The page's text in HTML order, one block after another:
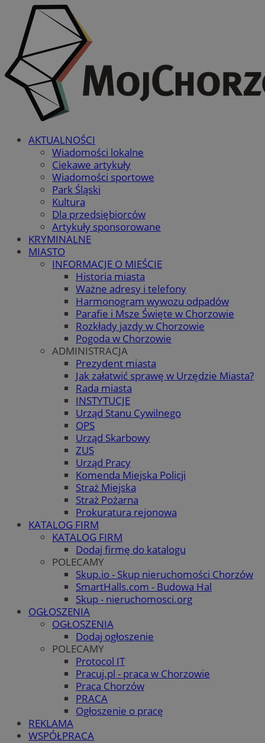
AKTUALNOŚCI
Wiadomości lokalne
Ciekawe artykuły
Wiadomości sportowe
Park Śląski
Kultura
Dla przedsiębiorców
Artykuły sponsorowane
KRYMINALNE
MIASTO
INFORMACJE O MIEŚCIE
Historia miasta
Ważne adresy i telefony
Harmonogram wywozu odpadów
Parafie i Msze Święte w Chorzowie
Rozkłady jazdy w Chorzowie
Pogoda w Chorzowie
ADMINISTRACJA
Prezydent miasta
Jak załatwić sprawę w Urzędzie Miasta?
Rada miasta
INSTYTUCJE
Urząd Stanu Cywilnego
OPS
Urząd Skarbowy
ZUS
Urząd Pracy
Komenda Miejska Policji
Straż Miejska
Straż Pożarna
Prokuratura rejonowa
KATALOG FIRM
KATALOG FIRM
Dodaj firmę do katalogu
POLECAMY
Skup.io - Skup nieruchomości Chorzów
SmartHalls.com - Budowa Hal
Skup - nieruchomosci.org
OGŁOSZENIA
OGŁOSZENIA
Dodaj ogłoszenie
POLECAMY
Protocol IT
Pracuj.pl - praca w Chorzowie
Praca Chorzów
PRACA
Ogłoszenie o pracę
REKLAMA
WSPÓŁPRACA